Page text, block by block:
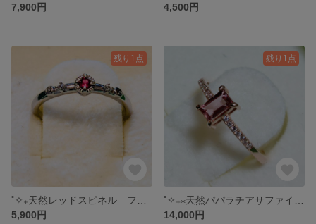
7,900円
4,500円
残り1点
5,900円
残り1点
14,000円